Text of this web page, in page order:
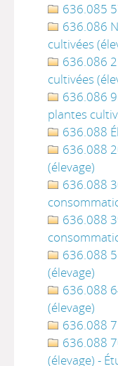
636.085
636.086
cultivées
636.086
cultivées
636.086
plantes
636.088
636.088
(élevage)
636.088
636.088
636.088
(élevage)
636.088
(élevage)
636.088
636.088
(élevage) -